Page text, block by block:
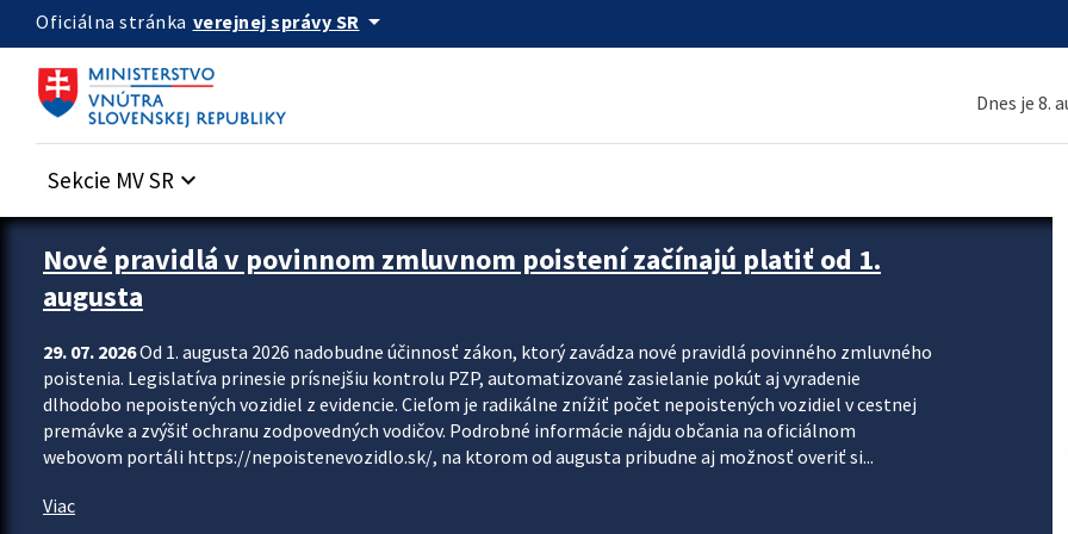
Preskocit na hlavný obsah
Oficiálna stránka verejnej správy SR arrow_drop_down
Dnes je 8.
Sekcie MV SR keyboard_arrow_down
Zastavit automatický posun upútavok
Nové pravidlá v povinnom zmluvnom poistení začínajú platiť od 1.
augusta
29. 07. 2026Od 1. augusta 2026 nadobudne účinnosť zákon, ktorý zavádza nové pravidlá povinného zmluvného
poistenia. Legislatíva prinesie prísnejšiu kontrolu PZP, automatizované zasielanie pokút aj vyradenie
dlhodobo nepoistených vozidiel z evidencie. Cieľom je radikálne znížiť počet nepoistených vozidiel v cestnej
premávke a zvýšiť ochranu zodpovedných vodičov. Podrobné informácie nájdu občania na oficiálnom
webovom portáli https://nepoistenevozidlo.sk/, na ktorom od augusta pribudne aj možnosť overiť si...
Viac